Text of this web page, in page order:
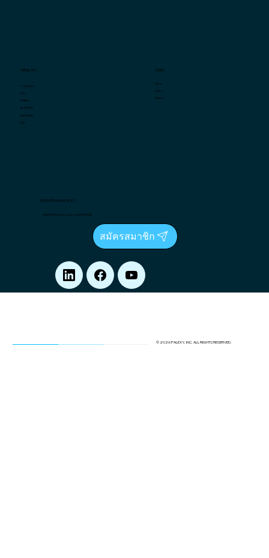
ทรัพยากร
ข่าวกรองตลาด
วิดีโอ
กรณีศึกษา
เอกสารเผยแพร่
บล็อก
บริษัท
ทีมงาน
ห้องข่าว
Sสมัครรับจดหมายข่าว
ข้อมูลเชิงลึกด้าน Retail Analytics ล่าสุด ส่งตรงถึงคุณ
สมัครสมาชิก
© 2026 PALEXY, INC. ALL RIGHTS RESERVED.